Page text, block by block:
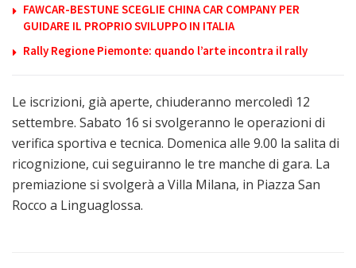
FAWCAR-BESTUNE SCEGLIE CHINA CAR COMPANY PER
GUIDARE IL PROPRIO SVILUPPO IN ITALIA
Rally Regione Piemonte: quando l’arte incontra il rally
Le iscrizioni, già aperte, chiuderanno mercoledì 12
settembre. Sabato 16 si svolgeranno le operazioni di
verifica sportiva e tecnica. Domenica alle 9.00 la salita di
ricognizione, cui seguiranno le tre manche di gara. La
premiazione si svolgerà a Villa Milana, in Piazza San
Rocco a Linguaglossa.